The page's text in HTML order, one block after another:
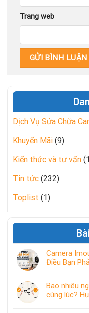
Trang web
Dịch Vụ Sửa Chữa
Khuyến Mãi (9)
Kiến thức và tư vấn
Tin tức (232)
Toplist (1)
Camera
Điều Bạn
Bao nhiêu
cùng lúc?